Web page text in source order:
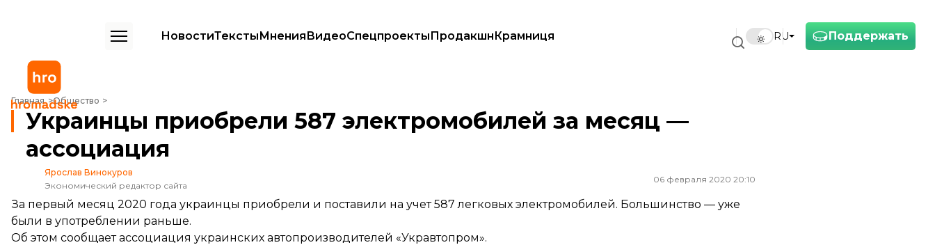
Поддержать
RU
НовостиТекстыМненияВидеоСпецпроектыПродакшнКрамниця
Главная Общество
Украинцы приобрели 587 электромобилей за месяц — ассоциация
Украинцы приобрели 587 электромобилей за месяц —
ассоциация
Ярослав Винокуров
Экономический редактор сайта
06 февраля 2020 20:10
За первый месяц 2020 года украинцы приобрели и поставили на учет 587 легковых электромобилей. Большинство — уже
были в употреблении раньше.
Об этом сообщаетассоциация украинских автопроизводителей «Укравтопром».